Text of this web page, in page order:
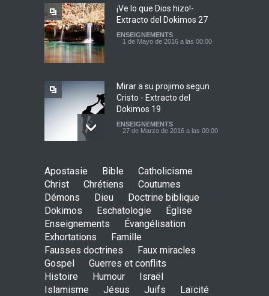
¡Ve lo que Dios hizo!-
Extracto del Dokimos 27
ENSEIGNEMENTS
1 de Mayo de 2016 a las 00:00
Mirar a su projimo segun
Cristo - Extracto del
Dokimos 19
ENSEIGNEMENTS
27 de Marzo de 2016 a las 00:00
ENSEIGNEMENTS
29 de Febrero de 2016 a las 00:00
¡Señor, rompe mi corazón
incircunciso!
ENSEIGNEMENTS
24 de Enero de 2016 a las 00:00
Apostasie Bible
Catholicisme
Christ
Chrétiens
Coutumes
Démons
Dieu
Doctrine biblique
Dokimos
Eschatologie
Église
Enseignements
Évangélisation
Exhortations
Famille
Fausses doctrines
Faux miracles
Gospel
Guerres et conflits
Histoire
Humour
Israël
Islamisme
Jésus Juifs Laïcité